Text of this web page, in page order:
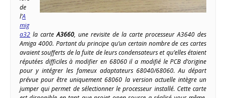
de
l’A
mig
a32 la carteA3660, une revisite de la carte processeur A3640 des
Amiga 4000. Partant du principe qu’un certain nombre de ces cartes
avaient soufferts de la fuite de leurs condensateurs et qu’elles étaient
réputées difficiles à modifier en 68060 il a modifié le PCB d’origine
pour y intégrer les fameux adaptateurs 68040/68060. Au départ
prévue pour être uniquement 68060 la version actuelle intègre un
jumper qui permet de sélectionner le processeur installé. Cette carte